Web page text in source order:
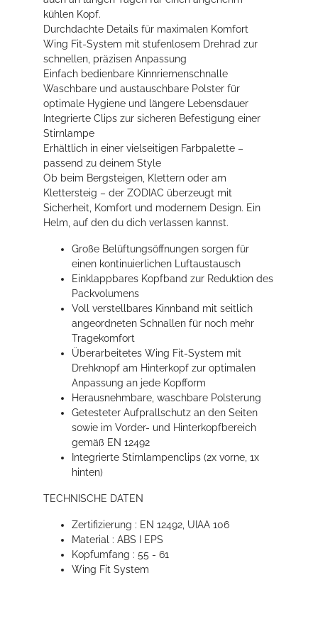
kühlen Kopf.
Durchdachte Details für maximalen Komfort
Wing Fit-System mit stufenlosem Drehrad zur
schnellen, präzisen Anpassung
Einfach bedienbare Kinnriemenschnalle
Waschbare und austauschbare Polster für
optimale Hygiene und längere Lebensdauer
Integrierte Clips zur sicheren Befestigung einer
Stirnlampe
Erhältlich in einer vielseitigen Farbpalette –
passend zu deinem Style
Ob beim Bergsteigen, Klettern oder am
Klettersteig – der ZODIAC überzeugt mit
Sicherheit, Komfort und modernem Design. Ein
Helm, auf den du dich verlassen kannst.
Große Belüftungsöffnungen sorgen für
einen kontinuierlichen Luftaustausch
Einklappbares Kopfband zur Reduktion des
Packvolumens
Voll verstellbares Kinnband mit seitlich
angeordneten Schnallen für noch mehr
Tragekomfort
Überarbeitetes Wing Fit-System mit
Drehknopf am Hinterkopf zur optimalen
Anpassung an jede Kopfform
Herausnehmbare, waschbare Polsterung
Getesteter Aufprallschutz an den Seiten
sowie im Vorder- und Hinterkopfbereich
gemäß EN 12492
Integrierte Stirnlampenclips (2x vorne, 1x
hinten)
TECHNISCHE DATEN
Zertifizierung : EN 12492, UIAA 106
Material : ABS I EPS
Kopfumfang : 55 - 61
Wing Fit System